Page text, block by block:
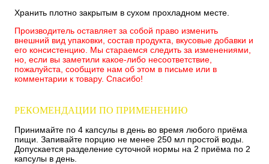
Хранить плотно закрытым в сухом прохладном месте.
Производитель оставляет за собой право изменить
внешний вид упаковки, состав продукта, вкусовые добавки и
его консистенцию. Мы стараемся следить за изменениями,
но, если вы заметили какое-либо несоответствие,
пожалуйста, сообщите нам об этом в письме или в
комментарии к товару. Спасибо!
РЕКОМЕНДАЦИИ ПО ПРИМЕНЕНИЮ
Принимайте по 4 капсулы в день во время любого приёма
пищи. Запивайте порцию не менее 250 мл простой воды.
Допускается разделение суточной нормы на 2 приёма по 2
капсулы в день.